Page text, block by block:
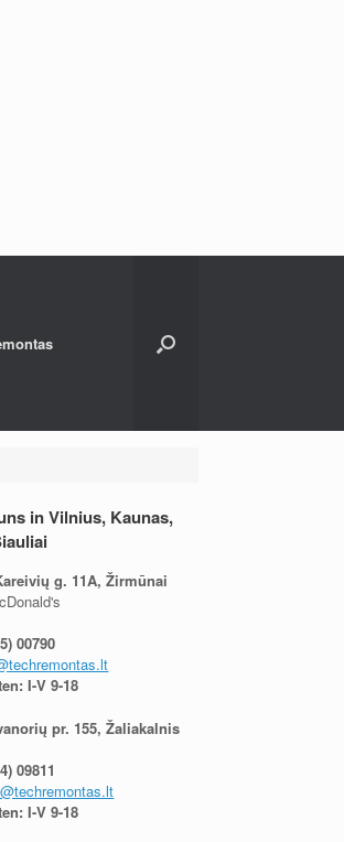
in Vilnius, Kaunas,
g. 11A, Žirmūnai
00790
I-V 9-18
pr. 155, Žaliakalnis
09811
I-V 9-18